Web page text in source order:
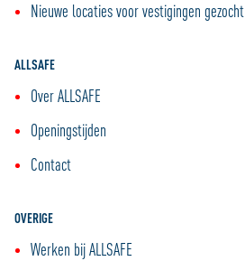
Nieuwe locaties voor vestigingen gezocht
ALLSAFE
Over ALLSAFE
Openingstijden
Contact
OVERIGE
Werken bij ALLSAFE